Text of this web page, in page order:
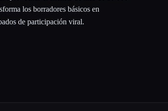
los borradores básicos en
de participación viral.